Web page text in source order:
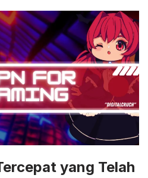
yang Telah